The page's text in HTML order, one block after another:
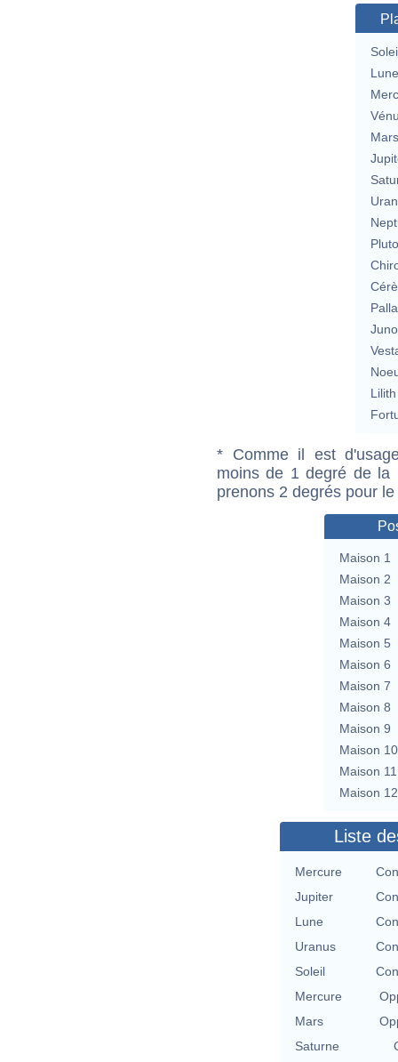
Lune
Mars
Lilith
* Comme il est
moins de 1 degré de la
prenons 2 degrés pour
Maison 1
Maison 2
Maison 3
Maison 4
Maison 5
Maison 6
Maison 7
Maison 8
Maison 9
Maison 10
Maison 11
Maison 12
Liste
Mercure
Jupiter
Lune
Uranus
Soleil
Mercure
Mars
Saturne